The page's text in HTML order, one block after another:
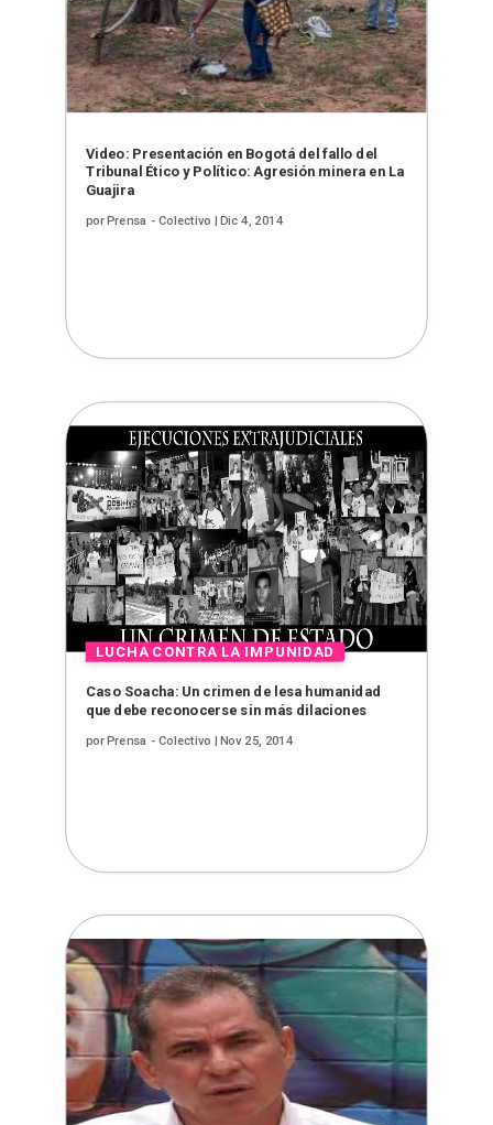
Video: Presentación en Bogotá del fallo del
Tribunal Ético y Político: Agresión minera en La
Guajira
por Prensa - Colectivo Dic 4, 2014
Caso Soacha: Un crimen de lesa humanidad
que debe reconocerse sin más dilaciones
porPrensa - Colectivo | Nov 25, 2014